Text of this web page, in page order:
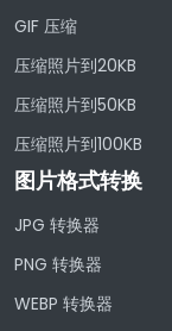
GIF 压缩
压缩照片到20KB
压缩照片到50KB
压缩照片到100KB
图片格式转换
JPG 转换器
PNG 转换器
WEBP 转换器